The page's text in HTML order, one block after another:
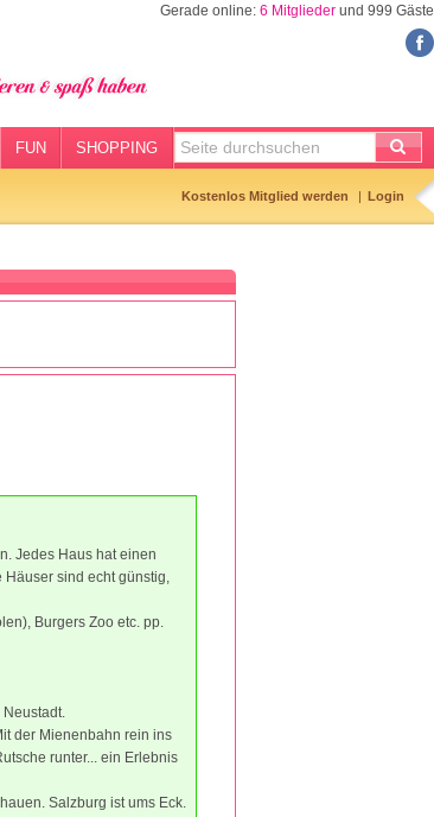
Gerade online: 6 Mitglieder und 999 Gäste
FUN SHOPPING
Kostenlos Mitglied werden Login
Jedes Haus hat einen
Häuser sind echt günstig,
Burgers Zoo etc. pp.
der Mienenbahn rein ins
runter... ein Erlebnis
Salzburg ist ums Eck.